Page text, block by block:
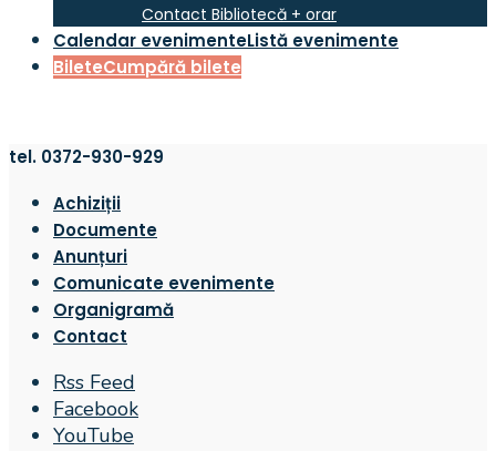
Contact Bibliotecă + orar
Calendar evenimenteListă evenimente
BileteCumpără bilete
tel. 0372-930-929
Achiziții
Documente
Anunțuri
Comunicate evenimente
Organigramă
Contact
Rss Feed
Facebook
YouTube